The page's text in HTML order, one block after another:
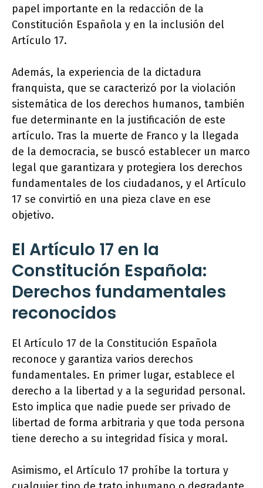
papel importante en la redacción de la
Constitución Española y en la inclusión del
Artículo 17.
Además, la experiencia de la dictadura
franquista, que se caracterizó por la violación
sistemática de los derechos humanos, también
fue determinante en la justificación de este
artículo. Tras la muerte de Franco y la llegada
de la democracia, se buscó establecer un marco
legal que garantizara y protegiera los derechos
fundamentales de los ciudadanos, y el Artículo
17 se convirtió en una pieza clave en ese
objetivo.
El Artículo 17 en la
Constitución Española:
Derechos fundamentales
reconocidos
El Artículo 17 de la Constitución Española
reconoce y garantiza varios derechos
fundamentales. En primer lugar, establece el
derecho a la libertad y a la seguridad personal.
Esto implica que nadie puede ser privado de
libertad de forma arbitraria y que toda persona
tiene derecho a su integridad física y moral.
Asimismo, el Artículo 17 prohíbe la tortura y